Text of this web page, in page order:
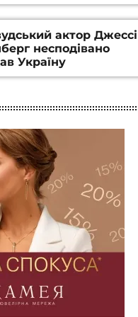
актор Джессі
несподівано
Україну